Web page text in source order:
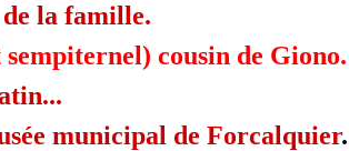
la famille.
cousin de Giono.
municipal de Forcalquier.